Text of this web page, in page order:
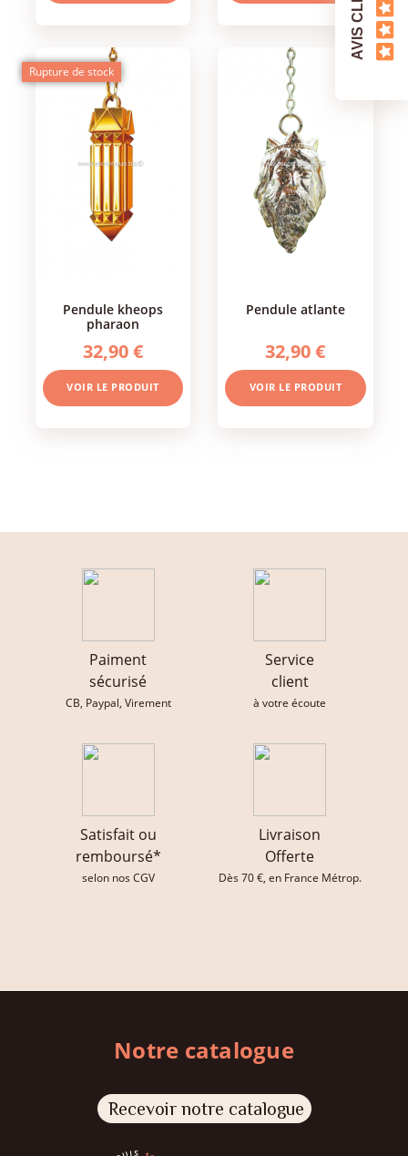
pendule kheops
pharaon
32,90 €
VOIR LE PRODUIT
Rupture de stock
pendule atlante
32,90 €
VOIR LE PRODUIT
Paiment
sécurisé
CB, Paypal, Virement
Service
client
à votre écoute
Satisfait ou
remboursé*
selon nos CGV
Livraison
Offerte
Dès 70 €, en France Métrop.
Notre catalogue
Recevoir notre catalogue